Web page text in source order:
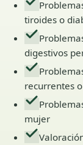
tiroides o
digestivos
recurrentes
mujer